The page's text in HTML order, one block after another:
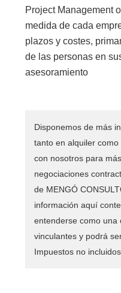
Project Management
medida de cada
plazos y costes,
de las personas en
asesoramiento
Disponemos de más
tanto en alquiler
con nosotros para
negociaciones
de MENGÓ
información aquí
entenderse como una
vinculantes y podrá
Impuestos no incluidos.